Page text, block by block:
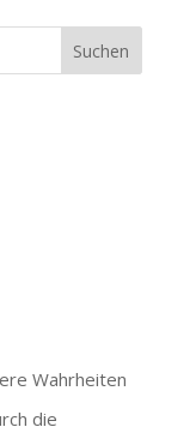
Wahrheiten
die